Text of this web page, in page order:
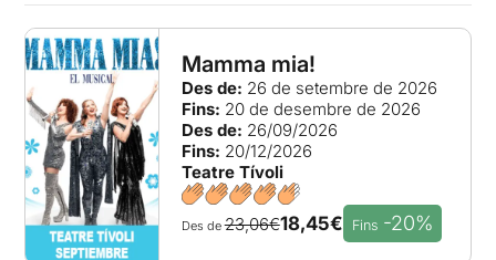
Mamma mia!
Des de: 26 de setembre de 2026
Fins: 20 de desembre de 2026
Des de: 26/09/2026
Fins: 20/12/2026
Teatre Tívoli
Des de23,06€18,45€ Fins -20%